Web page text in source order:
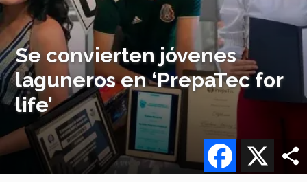
Se convierten jóvenes
laguneros en ‘PrepaTec for
life’
X
Facebook